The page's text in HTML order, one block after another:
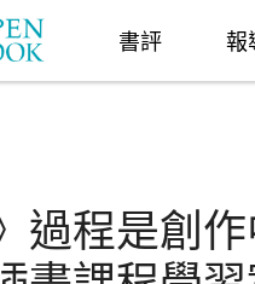
書評 報
過程是創